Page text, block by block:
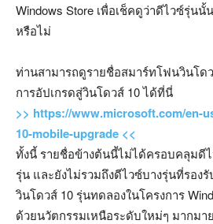
Windows Store เพื่อเช็คดูว่าดีไวซ์รุ่นนั้
หรือไม่
ท่านสามารถดูรายชื่อสมาร์ทโฟนวินโด
การอัปเกรดสู่วินโดวส์ 10 ได้ที่นี่
>> https://www.microsoft.com/en-
10-mobile-upgrade <<
ทั้งนี้ รายชื่อข้างต้นนี้ไม่ได้ครอบคลุมดี
รุ่น และยังไม่รวมถึงดีไวซ์บางรุ่นที่รอง
วินโดวส์ 10 รุ่นทดลองในโครงการ
ด้วยนวัตกรรมเหนือระดับใหม่ๆ มากมา